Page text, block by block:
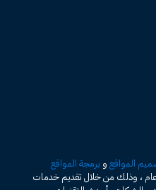
المواقع و برمجة المواقع
، وذلك من خلال تقديم خدمات